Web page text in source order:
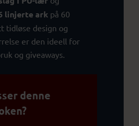
linjerte ark på 60
tidløse design og
er den ideell for
og giveaways.
denne